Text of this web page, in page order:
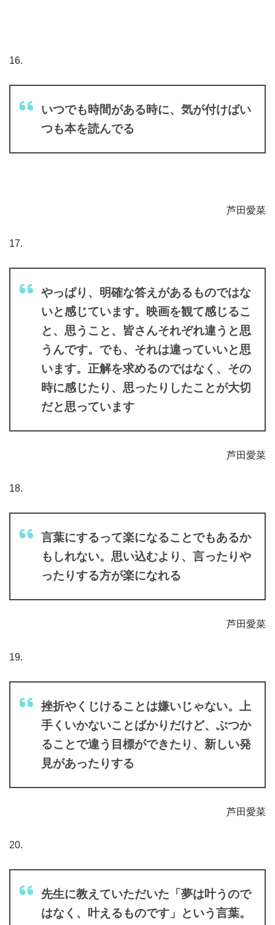
16.
いつでも時間がある時に、気が付けばい
つも本を読んでる
芦田愛菜
17.
やっぱり、 明確な答えがあるものではな
いと感じています。映画を観て感じるこ
と、思うこと、皆さんそれぞれ違うと思
うんです。でも、それは違っていいと思
います。正解を求めるのではなく、その
時に感じたり、思ったりしたことが大切
だと思っています
芦田愛菜
18.
言葉にするって楽になることでもあるか
もしれない。思い込むより、言ったりや
ったりする方が楽になれる
芦田愛菜
19.
挫折やくじけることは嫌いじゃない。上
手くいかないことばかりだけど、ぶつか
ることで違う目標ができたり、新しい発
見があったりする
芦田愛菜
20.
先生に教えていただいた「夢は叶うので
はなく、叶えるものです」という言葉。